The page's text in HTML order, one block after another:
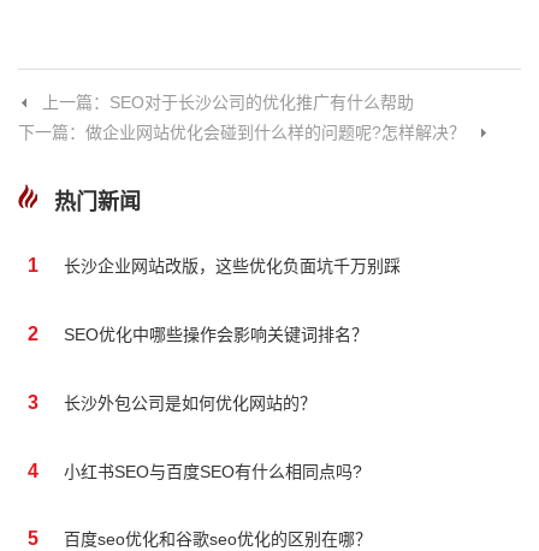
上一篇：SEO对于长沙公司的优化推广有什么帮助
下一篇：做企业网站优化会碰到什么样的问题呢?怎样解决？
热门新闻
1 长沙企业网站改版，这些优化负面坑千万别踩
2 SEO优化中哪些操作会影响关键词排名？
3 长沙外包公司是如何优化网站的？
4 小红书SEO与百度SEO有什么相同点吗?
5 百度seo优化和谷歌seo优化的区别在哪？